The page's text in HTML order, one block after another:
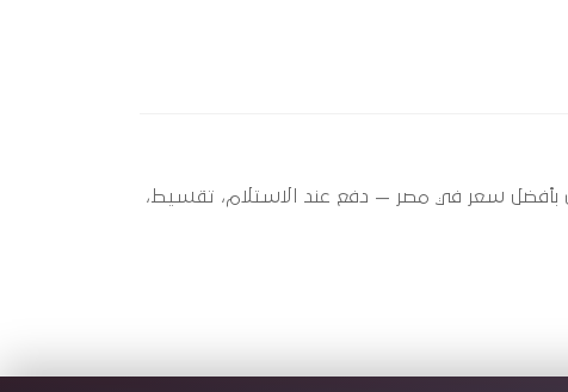
لسيارتك ام جي 5 (2012 - 2025) ؟ أوتو سبير عندها 1 قطعة متاحة الآن بأفضل سعر في مصر — دفع عند الاستلام، تقسيط،